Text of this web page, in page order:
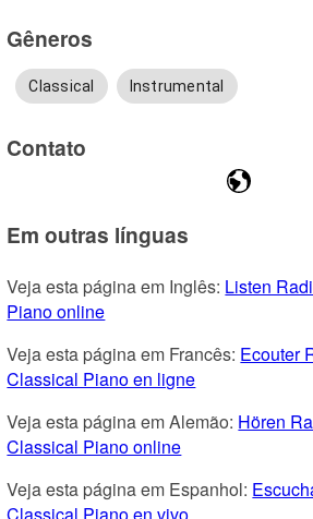
Gêneros
Classical Instrumental
Contato
Em outras línguas
Veja esta página em Inglês: Listen
Piano online
Veja esta página em Francês: Ecouter
Classical Piano en ligne
Veja esta página em Alemão: Hören
Classical Piano online
Veja esta página em Espanhol:
Classical Piano en vivo